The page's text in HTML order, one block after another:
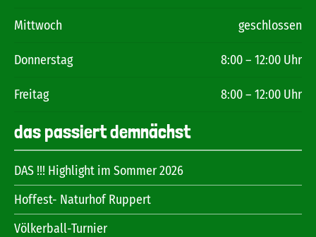
Mittwoch geschlossen
Donnerstag 8:00 – 12:00 Uhr
Freitag 8:00 – 12:00 Uhr
das passiert demnächst
DAS !!! Highlight im Sommer 2026
Hoffest- Naturhof Ruppert
Völkerball-Turnier